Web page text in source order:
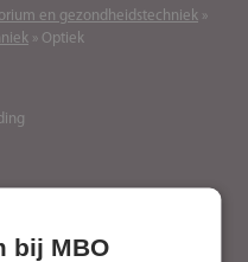
en gezondheidstechniek »
» Optiek
bij MBO